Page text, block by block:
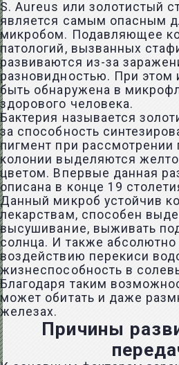
S. Aureus или золотистый
является самым опасным
микробом. Подавляющее
патологий, вызванных
развиваются из-за
разновидностью. При этом
быть обнаружена в
здорового человека.
Бактерия называется
за способность
пигмент при
колонии выделяются
цветом. Впервые данная
описана в конце 19
Данный микроб устойчив
лекарствам, способен
высушивание, выживать
солнца. И также абсолютно
воздействию перекиси
жизнеспособность в
Благодаря таким
может обитать и даже
железах.
Причины